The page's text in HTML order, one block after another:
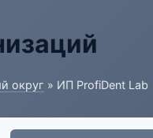
округ » ИП ProfiDent Lab